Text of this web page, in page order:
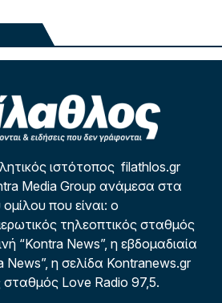
ιστότοπος filathlos.gr
Media Group ανάμεσα στα
που είναι: ο
τηλεοπτικός σταθμός
“Kontra News”, η εβδομαδιαία
News”, η σελίδα Kontranews.gr
σταθμός Love Radio 97,5.